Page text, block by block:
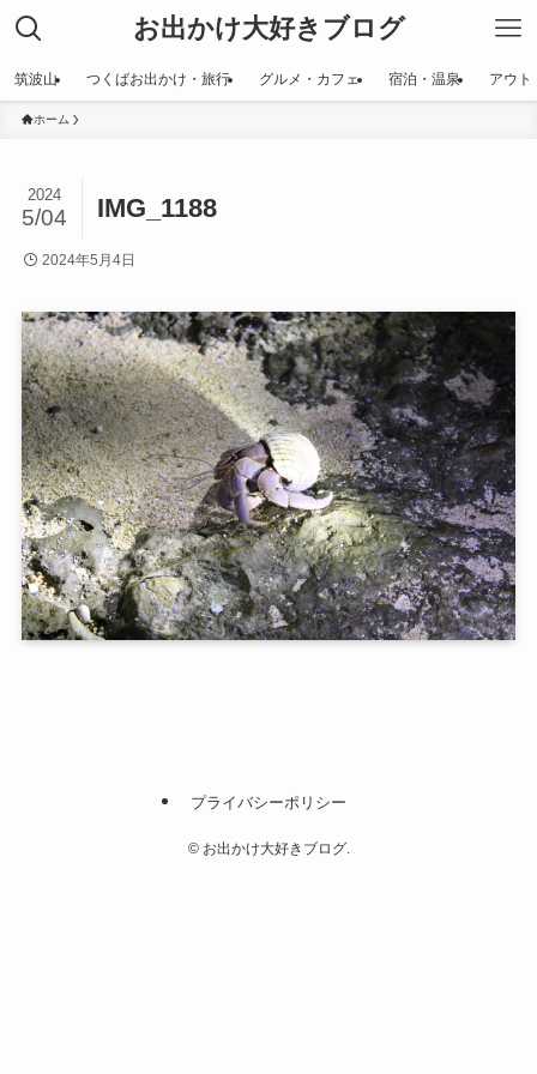
お出かけ大好きブログ
筑波山 つくばお出かけ・旅行 グルメ・カフェ 宿泊・温泉 アウト
ホーム
IMG_1188
2024
5/04
2024年5月4日
プライバシーポリシー
©お出かけ大好きブログ.